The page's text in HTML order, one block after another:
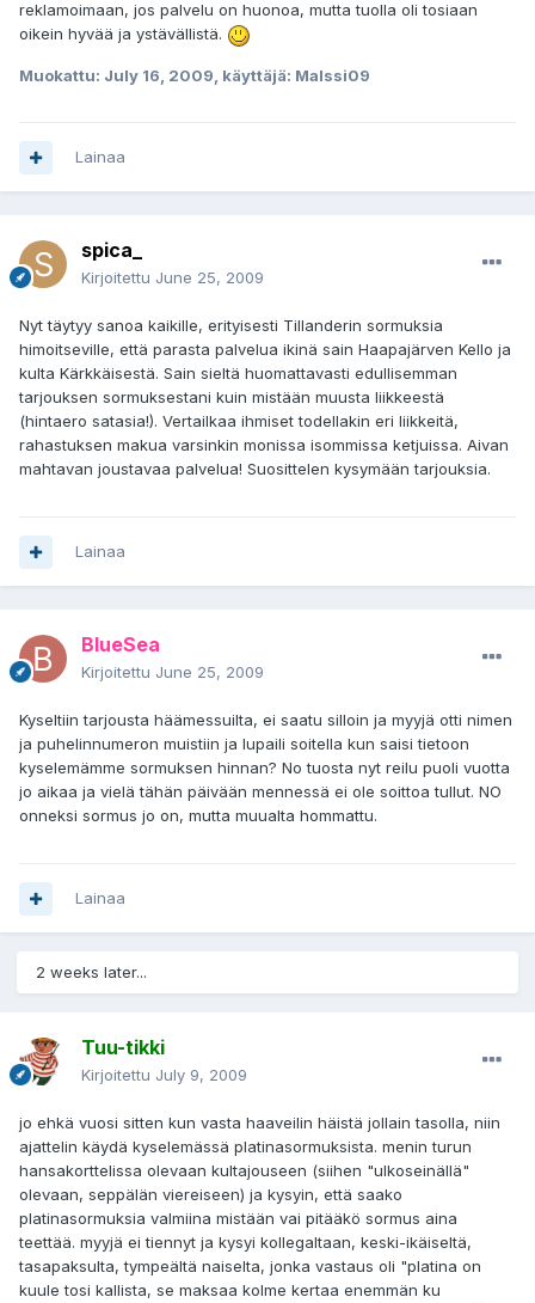
reklamoimaan, jos palvelu on huonoa, mutta tuolla oli tosiaan
oikein hyvää ja ystävällistä.
Muokattu: July 16, 2009 , käyttäjä: Malssi09
Lainaa
spica_
Kirjoitettu June 25, 2009
Nyt täytyy sanoa kaikille, erityisesti Tillanderin sormuksia
himoitseville, että parasta palvelua ikinä sain Haapajärven Kello ja
kulta Kärkkäisestä. Sain sieltä huomattavasti edullisemman
tarjouksen sormuksestani kuin mistään muusta liikkeestä
(hintaero satasia!). Vertailkaa ihmiset todellakin eri liikkeitä,
rahastuksen makua varsinkin monissa isommissa ketjuissa. Aivan
mahtavan joustavaa palvelua! Suosittelen kysymään tarjouksia.
Lainaa
BlueSea
Kirjoitettu June 25, 2009
Kyseltiin tarjousta häämessuilta, ei saatu silloin ja myyjä otti nimen
ja puhelinnumeron muistiin ja lupaili soitella kun saisi tietoon
kyselemämme sormuksen hinnan? No tuosta nyt reilu puoli vuotta
jo aikaa ja vielä tähän päivään mennessä ei ole soittoa tullut. NO
onneksi sormus jo on, mutta muualta hommattu.
Lainaa
2 weeks later...
Tuu-tikki
Kirjoitettu July 9, 2009
jo ehkä vuosi sitten kun vasta haaveilin häistä jollain tasolla, niin
ajattelin käydä kyselemässä platinasormuksista. menin turun
hansakorttelissa olevaan kultajouseen (siihen "ulkoseinällä"
olevaan, seppälän viereiseen) ja kysyin, että saako
platinasormuksia valmiina mistään vai pitääkö sormus aina
teettää. myyjä ei tiennyt ja kysyi kollegaltaan, keski-ikäiseltä,
tasapaksulta, tympeältä naiselta, jonka vastaus oli "platina on
kuule tosi kallista, se maksaa kolme kertaa enemmän ku